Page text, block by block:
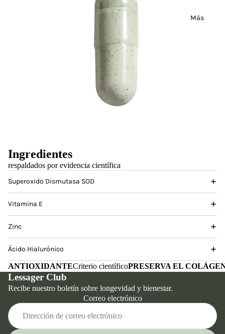
Más
Ingredientes
respaldados por evidencia científica
Superoxido Dismutasa SOD
Vitamina E
Zinc
Ácido Hialurónico
ANTIOXIDANTECriterio científicoPRESERVA EL
Lessager Club
Recibe nuestro boletín sobre longevidad y bienestar.
Correo electrónico